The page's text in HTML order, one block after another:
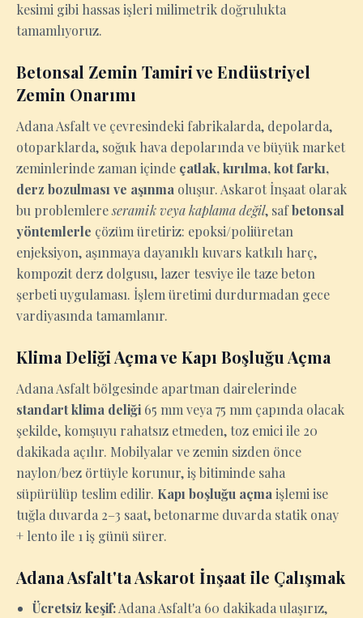
kesimi gibi hassas işleri milimetrik doğrulukta
tamamlıyoruz.
Betonsal Zemin Tamiri ve Endüstriyel
Zemin Onarımı
Adana Asfalt ve çevresindeki fabrikalarda, depolarda,
otoparklarda, soğuk hava depolarında ve büyük market
zeminlerinde zaman içinde çatlak, kırılma, kot farkı,
derz bozulması ve aşınma oluşur. Askarot İnşaat olarak
bu problemlereseramik veya kaplama değil, safbetonsal
yöntemlerle çözüm üretiriz: epoksi/poliüretan
enjeksiyon, aşınmaya dayanıklı kuvars katkılı harç,
kompozit derz dolgusu, lazer tesviye ile taze beton
şerbeti uygulaması. İşlem üretimi durdurmadan gece
vardiyasında tamamlanır.
Klima Deliği Açma ve Kapı Boşluğu Açma
Adana Asfalt bölgesinde apartman dairelerinde
standart klima deliği 65 mm veya 75 mm çapında olacak
şekilde, komşuyu rahatsız etmeden, toz emici ile 20
dakikada açılır. Mobilyalar ve zemin sizden önce
naylon/bez örtüyle korunur, iş bitiminde saha
süpürülüp teslim edilir. Kapı boşluğu açma işlemi ise
tuğla duvarda 2–3 saat, betonarme duvarda statik onay
+ lento ile 1 iş günü sürer.
Adana Asfalt'ta Askarot İnşaat ile Çalışmak
Ücretsiz keşif:Adana Asfalt'a 60 dakikada ulaşırız,